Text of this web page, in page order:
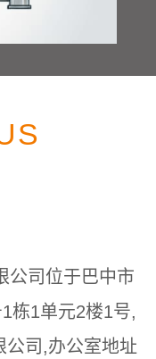
公司位于巴中市
栋1单元2楼1号,
公司,办公室地址